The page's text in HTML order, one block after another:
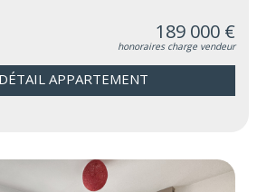
189 000 €
honoraires charge vendeur
DÉTAIL APPARTEMENT